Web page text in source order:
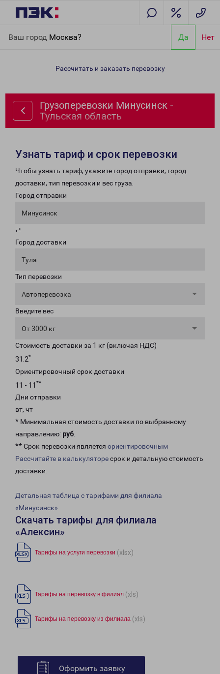
Ваш город Москва? Да Нет
область
Рассчитать и заказать перевозку
Грузоперевозки Минусинск -
Тульская область
Узнать тариф и срок перевозки
Чтобы узнать тариф, укажите город отправки, город
доставки, тип перевозки и вес груза.
Город отправки
Минусинск
⇄
Город доставки
Тула
Тип перевозки
Автоперевозка
Введите вес
От 3000 кг
Стоимость доставки за 1 кг (включая НДС)
31.2*
Ориентировочный срок доставки
11 - 11 **
Дни отправки
вт, чт
* Минимальная стоимость доставки по выбранному
направлению: руб.
** Срок перевозки является ориентировочным
Рассчитайте в калькуляторесрок и детальную стоимость
доставки.
Детальная таблица с тарифами для филиала
«Минусинск»
Скачать тарифы для филиала
«Алексин»
Тарифы на услуги перевозки (xlsx)
Тарифы на перевозку в филиал (xls)
Тарифы на перевозку из филиала (xls)
Оформить заявку